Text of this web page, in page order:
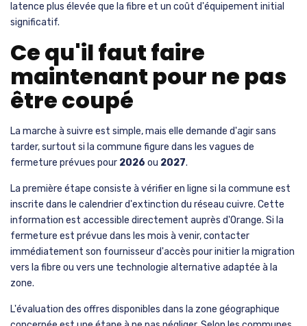
latence plus élevée que la fibre et un coût d'équipement initial
significatif.
Ce qu'il faut faire
maintenant pour ne pas
être coupé
La marche à suivre est simple, mais elle demande d'agir sans
tarder, surtout si la commune figure dans les vagues de
fermeture prévues pour 2026 ou 2027.
La première étape consiste à vérifier en ligne si la commune est
inscrite dans le calendrier d'extinction du réseau cuivre. Cette
information est accessible directement auprès d'Orange. Si la
fermeture est prévue dans les mois à venir, contacter
immédiatement son fournisseur d'accès pour initier la migration
vers la fibre ou vers une technologie alternative adaptée à la
zone.
L'évaluation des offres disponibles dans la zone géographique